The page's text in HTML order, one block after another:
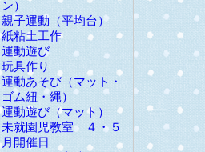
ン）
親子運動（平均台）
紙粘土工作
運動遊び
玩具作り
運動あそび（マット・
ゴム紐・縄）
運動遊び（マット）
未就園児教室 ４・５
月開催日